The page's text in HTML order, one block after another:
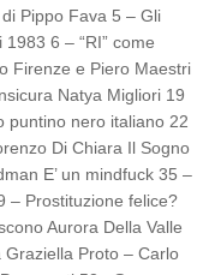
Pippo Fava 5 – Gli
6 – “RI” come
Firenze e Piero Maestri
Natya Migliori 19
puntino nero italiano 22
Di Chiara Il Sogno
E’ un mindfuck 35 –
– Prostituzione felice?
Aurora Della Valle
Graziella Proto – Carlo